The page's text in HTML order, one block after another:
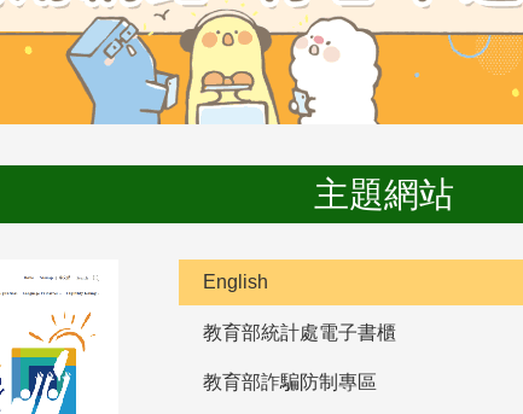
主題網站
English
教育部統計處電子書櫃
教育部詐騙防制專區